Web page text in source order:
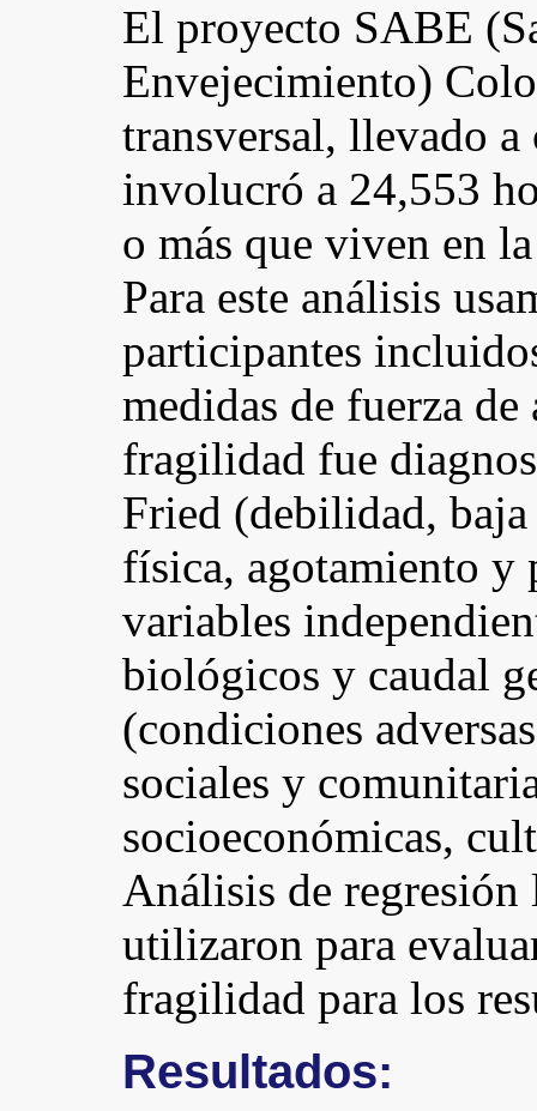
El proyecto SABE
Envejecimiento)
transversal, llevado
involucró a 24,553
o más que viven en
Para este análisis
participantes
medidas de fuerza
fragilidad fue
Fried (debilidad,
física, agotamiento y
variables
biológicos y caudal
(condiciones
sociales y
socioeconómicas,
Análisis de
utilizaron para
fragilidad para los
Resultados: